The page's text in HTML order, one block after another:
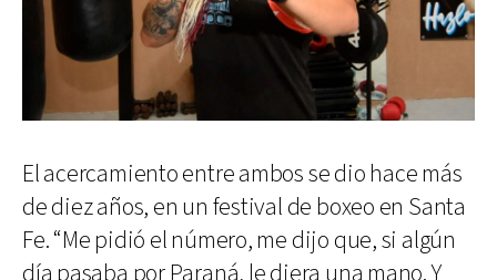
El acercamiento entre ambos se dio hace más
de diez años, en un festival de boxeo en Santa
Fe. “Me pidió el número, me dijo que, si algún
día pasaba por Paraná, le diera una mano. Y